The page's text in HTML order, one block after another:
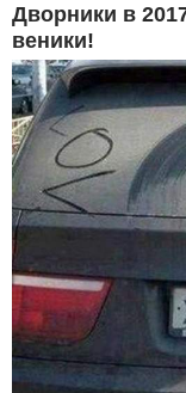
Дворники в
веники!